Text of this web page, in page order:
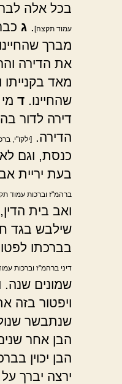
בכל אלה
עמוד תקצה] . ג
מברך
את הדירה
מאד בקנייתו
שהחיינו. ד
דירה לדור
הדירה.
[ילקו"י,
כנסת, וגם לא
בעת יריית
ברהמ"ז וברכות עמוד
ואב בית
שילבש בגד
בברכתו
דיני ברהמ"ז וברכות
שמונים שנה.
ויפטור בזה
שנתבשר
הבן אחר
הבן יכוין
ירצה יברך